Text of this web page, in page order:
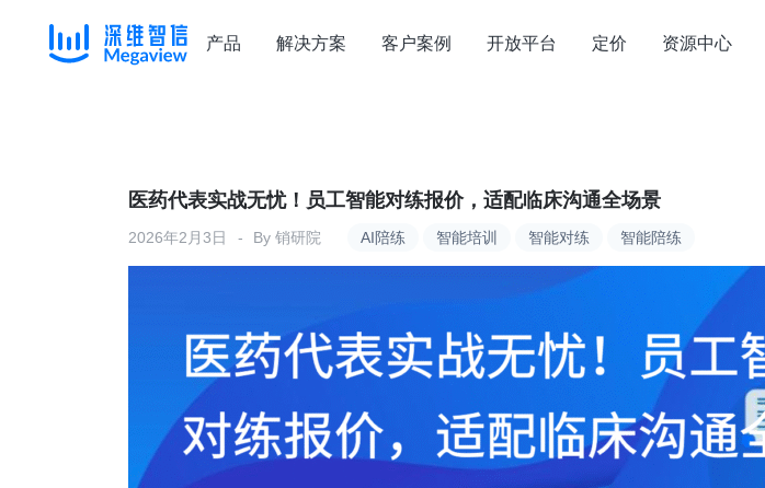
产品 解决方案 客户案例 开放平台 定价 资源中心
AI陪练 智能培训 智能对练 智能陪练
医药代表实战无忧！员工智能对练报价，适配临床沟通全场景
2026年2月3日 By 销研院